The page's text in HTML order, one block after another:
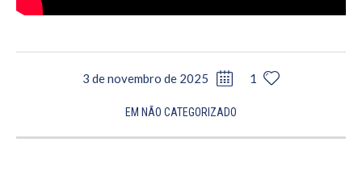
3 de novembro de 2025 1
EM NÃO CATEGORIZADO